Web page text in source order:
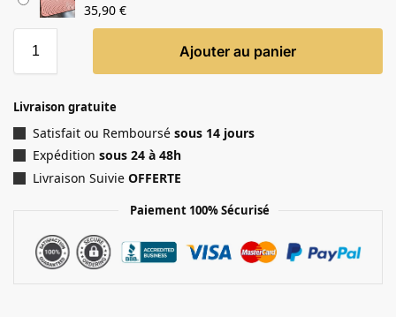
35,90 €
Ajouter au panier
Livraison gratuite
Satisfait ou Remboursé sous 14 jours
Expédition sous 24 à 48h
Livraison Suivie OFFERTE
Paiement 100% Sécurisé